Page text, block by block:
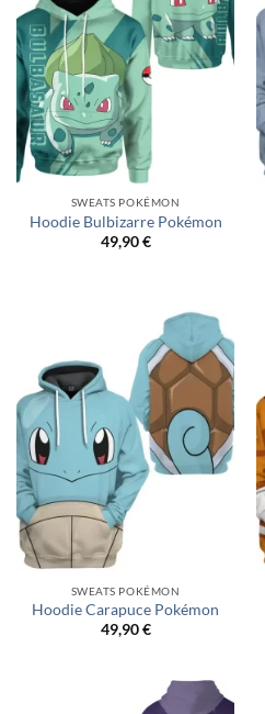
SWEATS POKÉMON
Hoodie Bulbizarre Pokémon
49,90€
SWEATS POKÉMON
Hoodie Carapuce Pokémon
49,90€